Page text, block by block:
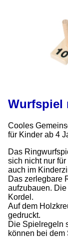
Wurfspiel
Cooles
für Kinder ab 4
Das
sich nicht nur
auch im
Das zerlegbare
aufzubauen.
Kordel.
Auf dem
gedruckt.
Die Spielregeln
können bei dem